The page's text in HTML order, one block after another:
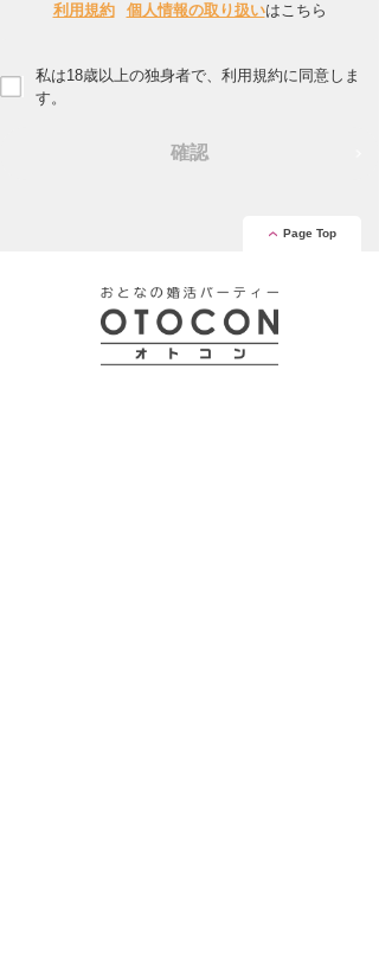
利用規約 個人情報の取り扱いはこちら
私は18歳以上の独身者で、利用規約に同意しま
す。
確認
Page Top